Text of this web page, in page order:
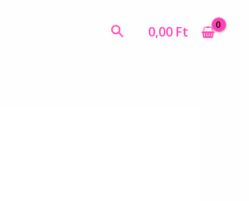
Search0,00 Ft